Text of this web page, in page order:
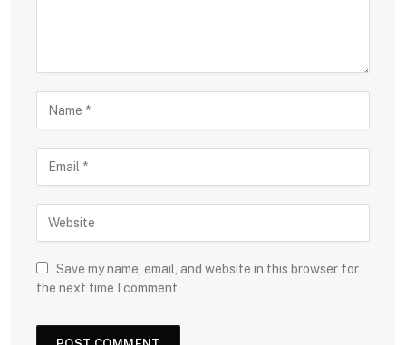
Save my name, email, and website in this browser for
the next time I comment.